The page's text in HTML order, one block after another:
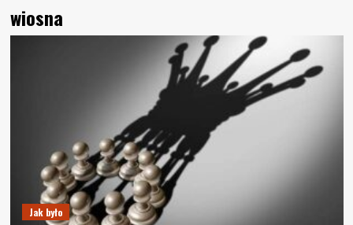
wiosna
Jak było